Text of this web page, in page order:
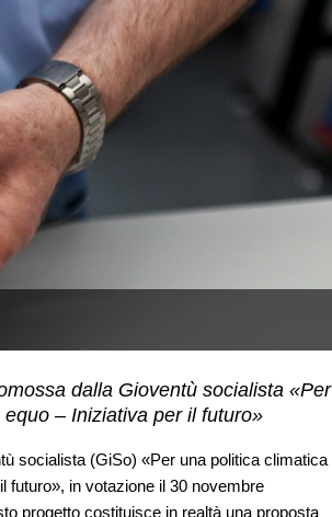
dalla Gioventù socialista «Per
– Iniziativa per il futuro»
socialista (GiSo) «Per una politica climatica
futuro», in votazione il 30 novembre
progetto costituisce in realtà una proposta